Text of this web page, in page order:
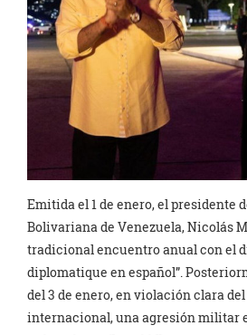
Emitida el 1 de enero, el presidente
Bolivariana de Venezuela, Nicolás
tradicional encuentro anual con el
diplomatique en español”.
del 3 de enero, en violación clara
internacional, una agresión militar